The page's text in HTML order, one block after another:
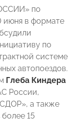
по
июня в формате
по
системе
автопоездов.
Глеба Киндера
России,
а также
15